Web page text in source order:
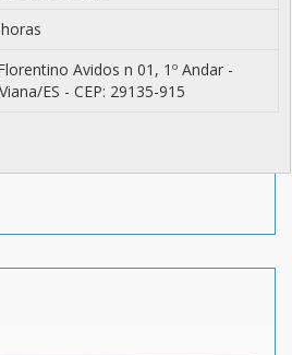
Avidos n 01, 1º Andar -
ES - CEP: 29135-915